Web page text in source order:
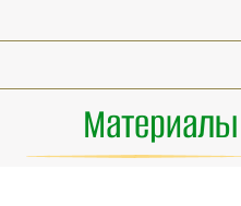
Материалы